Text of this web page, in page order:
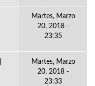
Martes, Marzo
20, 2018 -
23:35
Martes, Marzo
20, 2018 -
23:33